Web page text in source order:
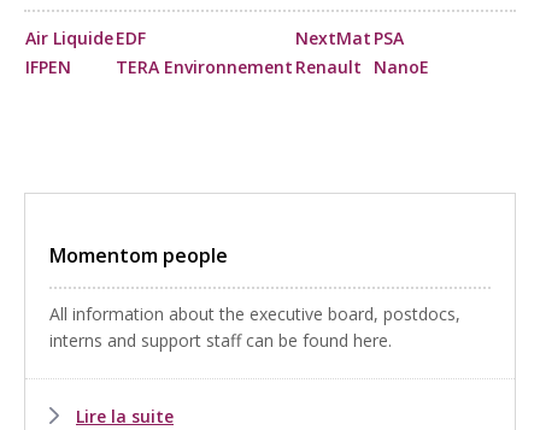
Air LiquideEDF NextMat PSA
IFPEN
TERA Environnement Renault NanoE
Momentom people
All information about the executive board, postdocs,
interns and support staff can be found here.
Lire la suite